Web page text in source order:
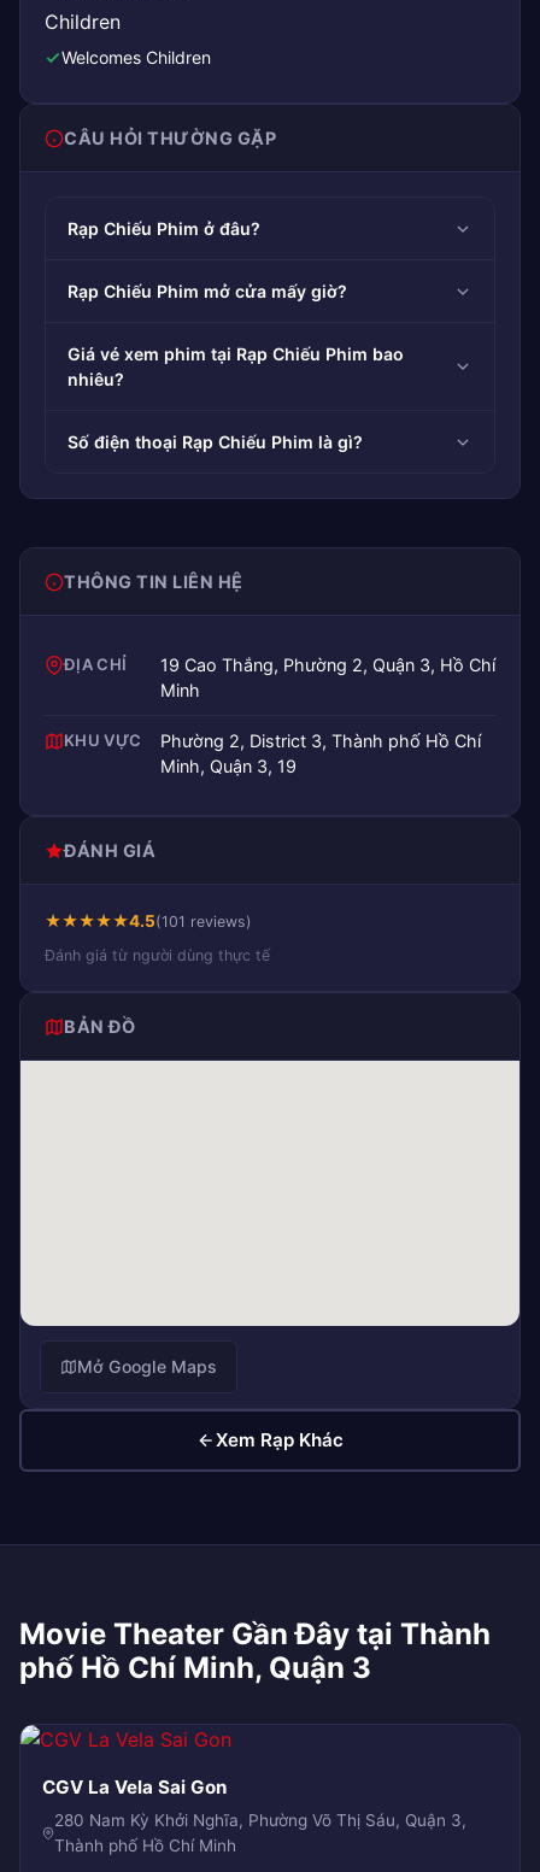
Children
Welcomes Children
CÂU HỎI THƯỜNG GẶP
Rạp Chiếu Phim ở đâu?
Rạp Chiếu Phim mở cửa mấy giờ?
Giá vé xem phim tại Rạp Chiếu Phim bao
nhiêu?
Số điện thoại Rạp Chiếu Phim là gì?
THÔNG TIN LIÊN HỆ
ĐỊA CHỈ
19 Cao Thắng, Phường 2, Quận 3, Hồ Chí
Minh
KHU VỰC
Phường 2, District 3, Thành phố Hồ Chí
Minh, Quận 3, 19
ĐÁNH GIÁ
★★★★★4.5(101 reviews)
Đánh giá từ người dùng thực tế
BẢN ĐỒ
Mở Google Maps
Xem Rạp Khác
Movie Theater Gần Đây tại Thành
phố Hồ Chí Minh, Quận 3
CGV La Vela Sai Gon
280 Nam Kỳ Khởi Nghĩa, Phường Võ Thị Sáu, Quận 3,
Thành phố Hồ Chí Minh